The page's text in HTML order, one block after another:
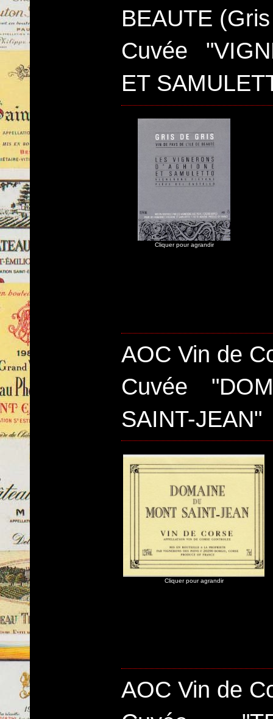
BEAUTE
Cuvée
ET
Cliquer pour agrandir
AOC Vin de
Cuvée
SAINT-JEAN"
Cliquer pour agrandir
AOC Vin de